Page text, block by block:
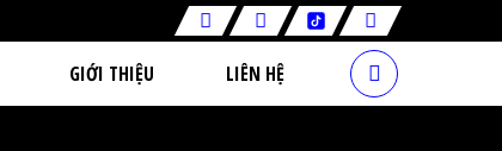
GIỚI THIỆU LIÊN HỆ